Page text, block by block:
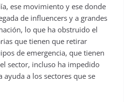
ese movimiento y ese donde
de influencers y a grandes
lo que ha obstruido el
que tienen que retirar
de emergencia, que tienen
sector, incluso ha impedido
ayuda a los sectores que se